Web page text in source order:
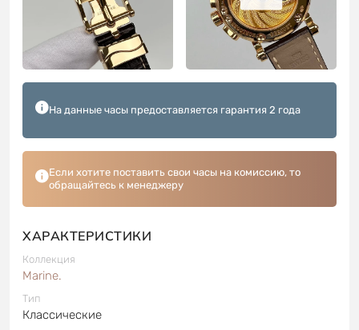
На данные часы предоставляется гарантия 2 года
Если хотите поставить свои часы на комиссию, то
обращайтесь к менеджеру
ХАРАКТЕРИСТИКИ
Коллекция
Marine.
Тип
Классические